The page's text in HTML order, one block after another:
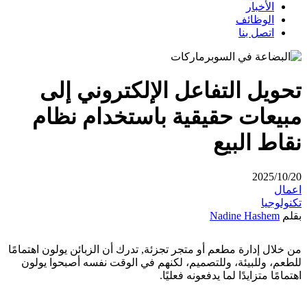
الأخبار
الوظائف
اتصل بنا
تحويل التفاعل الإلكتروني إلى
مبيعات حقيقية باستخدام نظام
نقاط البيع
2025/10/20
اعمال
تكنولوجيا
بقلم Nadine Hashem
من خلال إدارة مطعم أو متجر تجزئة, تدرك أن الزبائن يولون اهتمامًا
للطعم، وللبيئة، وللتصميم، لكنهم في الوقت نفسه أصبحوا يولون
اهتمامًا متزايدًا لما يدفعونه فعليًا.